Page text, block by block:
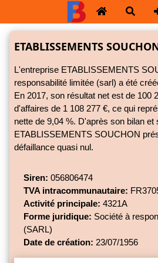
ETABLISSEMENTS
L'entreprise ETABLISSEMENTS
responsabilité limitée (sarl) a été
En 2017, son résultat net est de 100
d'affaires de 1 108 277 €, ce qui
nette de 9,04 %. D'après son bilan et
ETABLISSEMENTS SOUCHON
défaillance quasi nul.
Siren: 056806474
TVA intracommunautaire:
Activité principale: 4321A
Forme juridique: Société à
(SARL)
Date de création: 23/07/1956